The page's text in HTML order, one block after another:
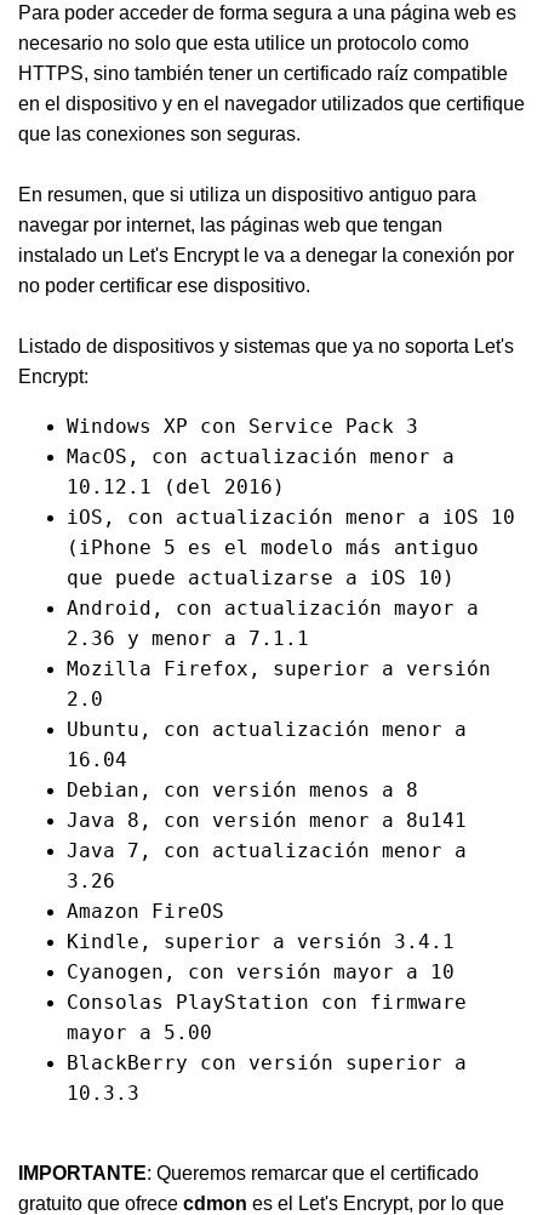
Para poder acceder de forma segura a una página web es
necesario no solo que esta utilice un protocolo como
HTTPS, sino también tener un certificado raíz compatible
en el dispositivo y en el navegador utilizados que certifique
que las conexiones son seguras.
En resumen, que si utiliza un dispositivo antiguo para
navegar por internet, las páginas web que tengan
instalado un Let's Encrypt le va a denegar la conexión por
no poder certificar ese dispositivo.
Listado de dispositivos y sistemas que ya no soporta Let's
Encrypt:
Windows XP con Service Pack 3
MacOS, con actualización menor a
10.12.1 (del 2016)
iOS, con actualización menor a iOS 10
(iPhone 5 es el modelo más antiguo
que puede actualizarse a iOS 10)
Android, con actualización mayor a
2.36 y menor a 7.1.1
Mozilla Firefox, superior a versión
2.0
Ubuntu, con actualización menor a
16.04
Debian, con versión menos a 8
Java 8, con versión menor a 8u141
Java 7, con actualización menor a
3.26
Amazon FireOS
Kindle, superior a versión 3.4.1
Cyanogen, con versión mayor a 10
Consolas PlayStation con firmware
mayor a 5.00
BlackBerry con versión superior a
10.3.3
IMPORTANTE: Queremos remarcar que el certificado
gratuito que ofrece cdmon es el Let's Encrypt, por lo que